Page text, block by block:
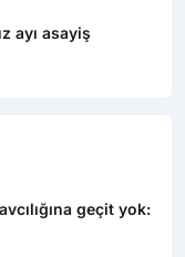
ayı asayiş
geçit yok: